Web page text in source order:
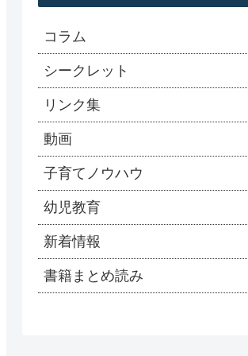
コラム
シークレット
リンク集
動画
子育てノウハウ
幼児教育
新着情報
書籍まとめ読み